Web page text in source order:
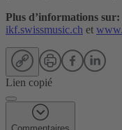
Plus d’informations sur:
ikf.swissmusic.ch et
Lien copié